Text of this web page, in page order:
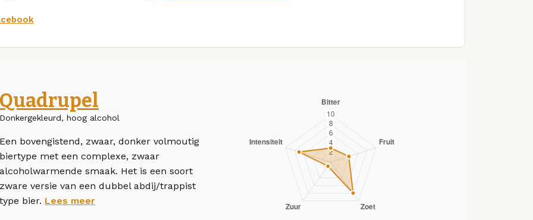
Quadrupel
Donkergekleurd, hoog alcohol
Een bovengistend, zwaar, donker volmoutig
biertype met een complexe, zwaar
alcoholwarmende smaak. Het is een soort
zware versie van een dubbel abdij/trappist
type bier. Lees meer